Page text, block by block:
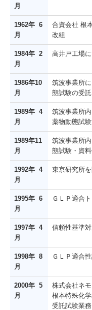
月
1962年 6
月
合資会社 根
改組
1984年 2
月
高井戸工場
1986年10
月
筑波事業所
態試験の受
1989年 4
月
筑波事業所
薬物動態試
1989年11
月
筑波事業所
態試験・資
1992年 4
月
東京研究所
1995年 6
月
ＧＬＰ適合
1997年 4
月
信頼性基準
1998年 8
月
ＧＬＰ適合
2000年 5
月
株式会社ネ
根本特殊化
受託試験業